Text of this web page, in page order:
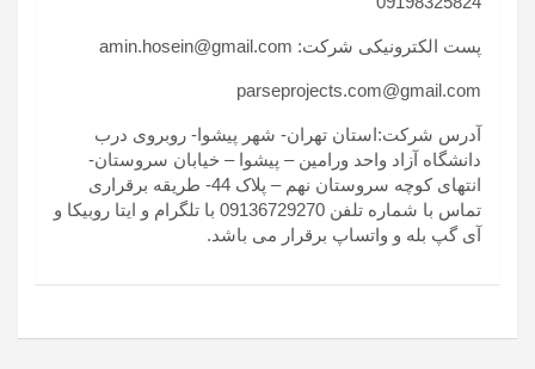
پست الکترونیکی شرکت: amin.hosein@gmail.com
parseprojects.com@gmail.com
آدرس شرکت:استان تهران- شهر پیشوا- روبروی درب
دانشگاه آزاد واحد ورامین – پیشوا – خیابان سروستان-
انتهای کوچه سروستان نهم – پلاک 44- طریقه برقراری
تماس با شماره تلفن 09136729270 با تلگرام و ایتا روبیکا و
آی گپ بله و واتساپ برقرار می باشد.